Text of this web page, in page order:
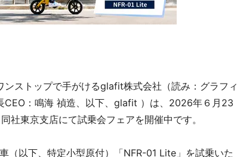
ストップで手がけるglafit株式会社（読み：グラフィ
CEO：鳴海 禎造、以下、glafit ）は、2026年６月23
社東京支店にて試乗会フェアを開催中です。
（以下、特定小型原付）「NFR-01 Lite」を試乗いた